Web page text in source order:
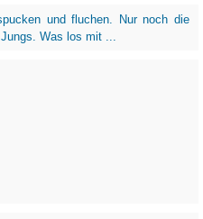
und fluchen. Nur noch die
Was los mit ...